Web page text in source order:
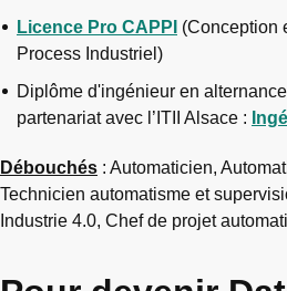
Licence Pro CAPPI (Conception
Process Industriel)
Diplôme d'ingénieur en
partenariat avec l’ITII Alsace :
Débouchés : Automaticien,
Technicien automatisme et
Industrie 4.0, Chef de projet